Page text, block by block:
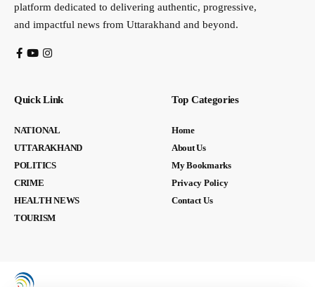
platform dedicated to delivering authentic, progressive,
and impactful news from Uttarakhand and beyond.
Quick Link
NATIONAL
UTTARAKHAND
POLITICS
CRIME
HEALTH NEWS
TOURISM
Top Categories
Home
About Us
My Bookmarks
Privacy Policy
Contact Us